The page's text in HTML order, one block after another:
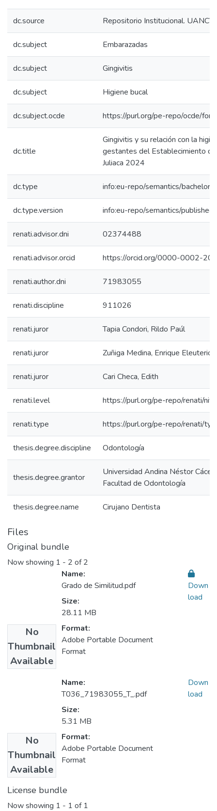
dc.source Repositorio Institucional. UANCV
dc.subject Embarazadas
dc.subject Gingivitis
dc.subject Higiene bucal
dc.subject.ocde https://purl.org/pe-repo/ocde/
dc.title
Gingivitis y su relación con la
gestantes del Establecimiento de
Juliaca 2024
dc.type info:eu-repo/semantics/
dc.type.version info:eu-repo/semantics/
renati.advisor.dni 02374488
renati.advisor.orcid https://orcid.org/0000-0002-
renati.author.dni 71983055
renati.discipline 911026
renati.juror Tapia Condori, Rildo Paúl
renati.juror Zuñiga Medina, Enrique Eleuterio
renati.juror Cari Checa, Edith
renati.level https://purl.org/pe-repo/renati/
renati.type https://purl.org/pe-repo/renati/
thesis.degree.discipline Odontología
thesis.degree.grantor
Universidad Andina Néstor
Facultad de Odontología
thesis.degree.name Cirujano Dentista
Files
Original bundle
Now showing 1 - 2 of 2
No
Thumbnail
Available
Name:
Grado de Similitud.pdf
Size:
28.11 MB
Format:
Adobe Portable Document
Format
Down
load
No
Thumbnail
Available
Name:
T036_71983055_T_.pdf
Size:
5.31 MB
Format:
Adobe Portable Document
Format
Down
load
License bundle
Now showing 1 - 1 of 1